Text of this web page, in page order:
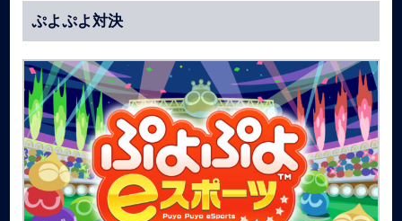
ぷよぷよ対決